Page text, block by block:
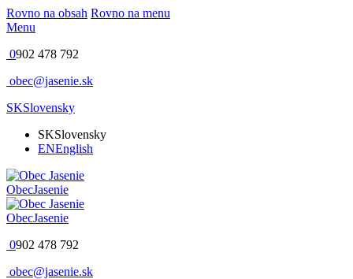
Rovno na obsah Rovno na menu
Menu
0902 478 792
obec@jasenie.sk
SKSlovensky
SKSlovensky
ENEnglish
ObecJasenie
ObecJasenie
0902 478 792
obec@jasenie.sk